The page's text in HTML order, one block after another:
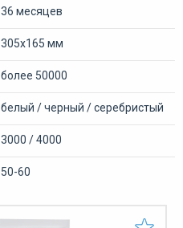
36 месяцев
305х165 мм
более 50000
белый / черный / серебристый
3000 / 4000
50-60